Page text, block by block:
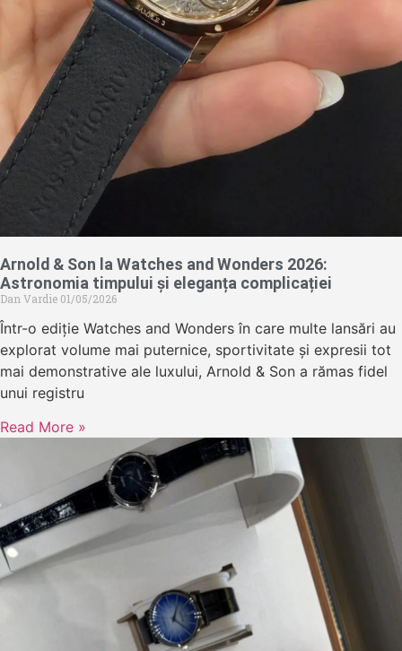
Arnold & Son la Watches and Wonders 2026:
Astronomia timpului și eleganța complicației
Dan Vardie 01/05/2026
Într-o ediție Watches and Wonders în care multe lansări au
explorat volume mai puternice, sportivitate și expresii tot
mai demonstrative ale luxului, Arnold & Son a rămas fidel
unui registru
Read More »